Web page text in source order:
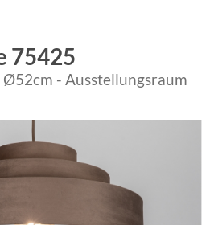
75425
- Ausstellungsraum